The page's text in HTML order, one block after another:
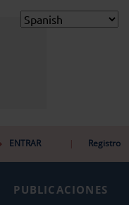
ENTRAR | Registro
PUBLICACIONES